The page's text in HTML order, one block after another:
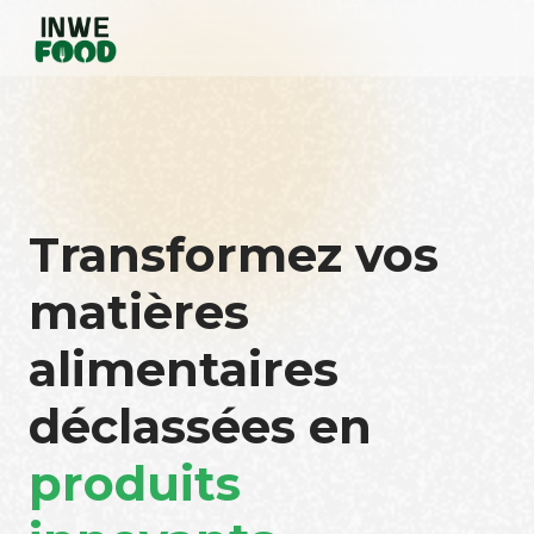
Transformez vos
matières
alimentaires
déclassées en
produits